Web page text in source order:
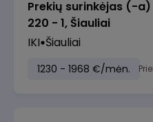
Prekių surinkėjas (-
220 - 1, Šiauliai
IKI Šiauliai
1230 - 1968 €/mėn.